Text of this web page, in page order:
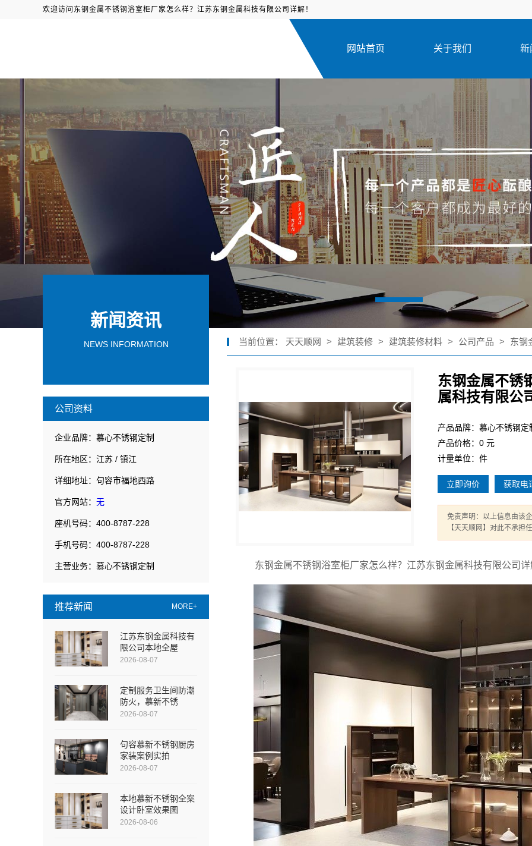
欢迎访问东钢金属不锈钢浴室柜厂家怎么样？江苏东钢金属科技有限公司详解！
网站首页 关于我们 新
新闻资讯
NEWS INFORMATION
公司资料
企业品牌：慕心不锈钢定制
所在地区：江苏 / 镇江
详细地址：句容市福地西路
官方网站： 无
座机号码：400-8787-228
手机号码：400-8787-228
主营业务：慕心不锈钢定制
推荐新闻 MORE+
江苏东钢金属科技有
限公司本地全屋
2026-08-07
定制服务卫生间防潮
防火，慕新不锈
2026-08-07
句容慕新不锈钢厨房
家装案例实拍
2026-08-07
本地慕新不锈钢全案
设计卧室效果图
2026-08-06
当前位置： 天天顺网 > 建筑装修 > 建筑装修材料 > 公司产品 > 东钢
东钢金属不锈
属科技有限公
产品品牌：慕心不锈钢定
产品价格：0 元
计量单位：件
立即询价 获取电
免责声明：以上信息由该
【天天顺网】对此不承担
东钢金属不锈钢浴室柜厂家怎么样？江苏东钢金属科技有限公司详